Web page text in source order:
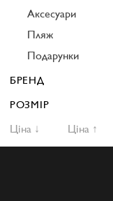
Аксесуари
Пляж
Подарунки
БРЕНД
РОЗМІР
Ціна ↓ Ціна ↑